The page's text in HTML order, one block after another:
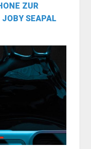
ZUR
JOBY SEAPAL